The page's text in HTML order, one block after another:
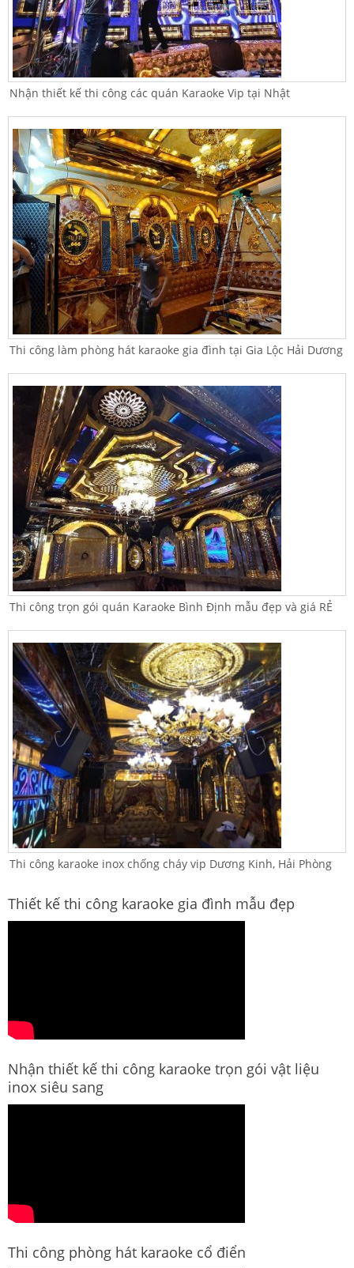
Nhận thiết kế thi công các quán Karaoke Vip tại Nhật
Thi công làm phòng hát karaoke gia đình tại Gia Lộc Hải Dương
Thi công trọn gói quán Karaoke Bình Định mẫu đẹp và giá RẺ
Thi công karaoke inox chống cháy vip Dương Kinh, Hải Phòng
Thiết kế thi công karaoke gia đình mẫu đẹp
Nhận thiết kế thi công karaoke trọn gói vật liệu
inox siêu sang
Thi công phòng hát karaoke cổ điển